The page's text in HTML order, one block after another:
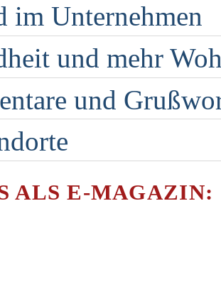
im Unternehmen
und mehr
und
ALS E-MAGAZIN: